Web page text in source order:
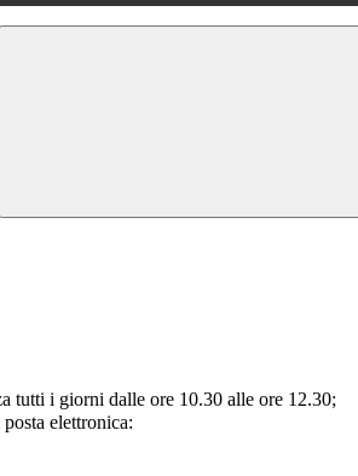
tutti i giorni dalle ore 10.30 alle ore 12.30;
elettronica: